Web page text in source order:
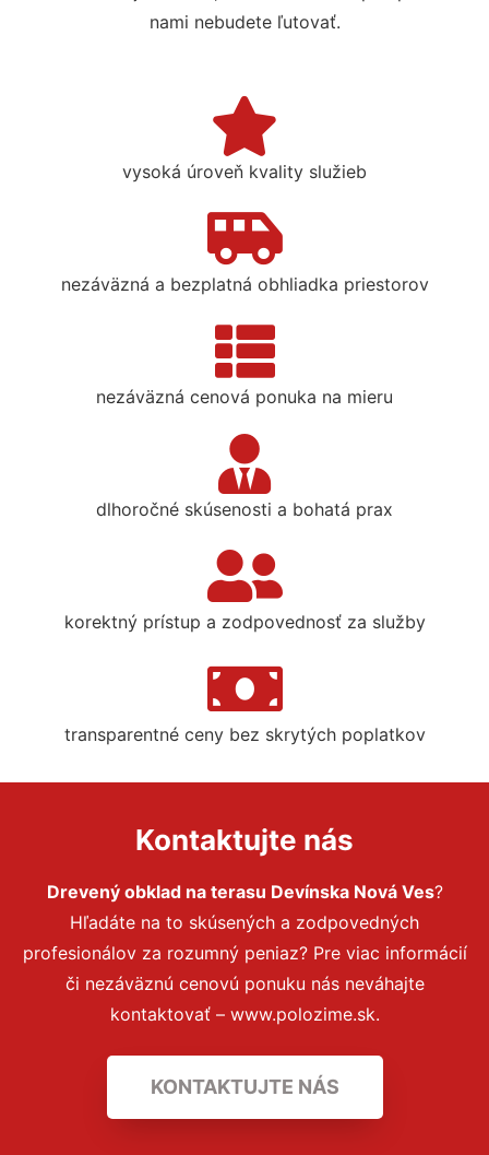
nami nebudete ľutovať.
vysoká úroveň kvality služieb
nezáväzná a bezplatná obhliadka priestorov
nezáväzná cenová ponuka na mieru
dlhoročné skúsenosti a bohatá prax
korektný prístup a zodpovednosť za služby
transparentné ceny bez skrytých poplatkov
Kontaktujte nás
Drevený obklad na terasu Devínska Nová Ves?
Hľadáte na to skúsených a zodpovedných
profesionálov za rozumný peniaz? Pre viac informácií
či nezáväznú cenovú ponuku nás neváhajte
kontaktovať – www.polozime.sk.
KONTAKTUJTE NÁS